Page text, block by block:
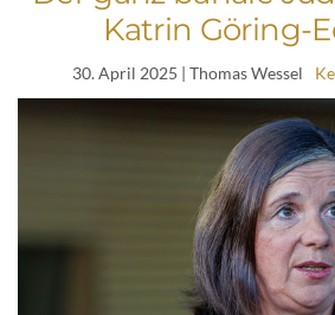
Katrin Göring-
30. April 2025 | Thomas Wessel